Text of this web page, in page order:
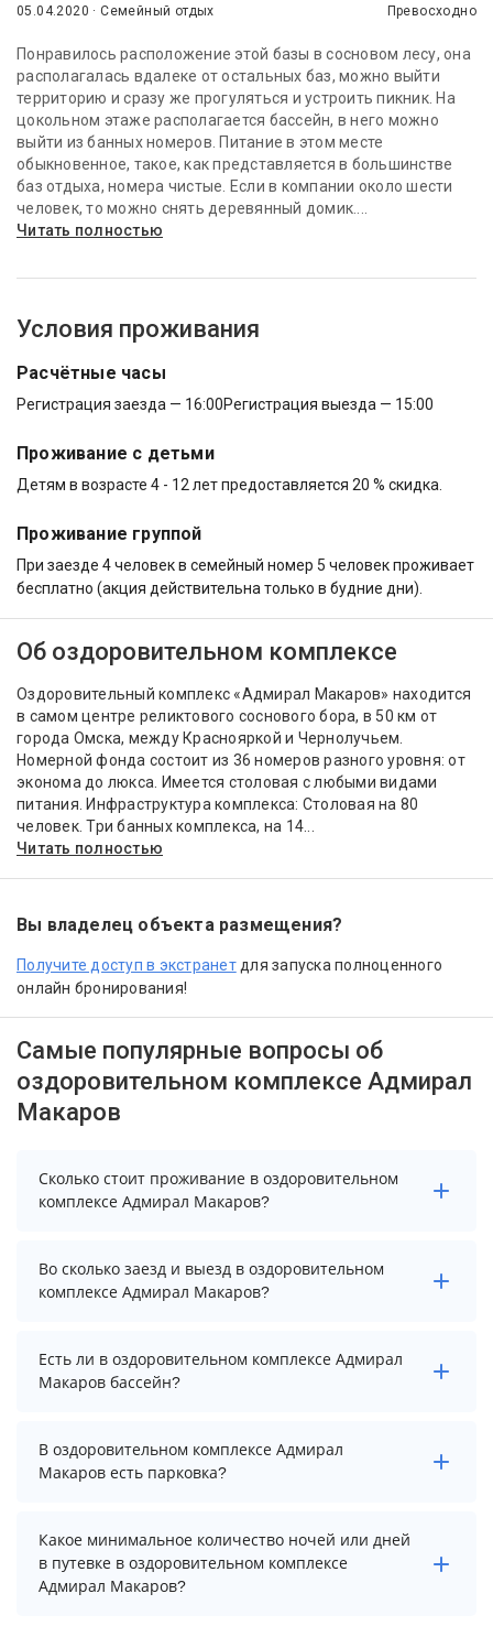
05.04.2020 · Семейный отдых Превосходно
Понравилось расположение этой базы в сосновом лесу, она
располагалась вдалеке от остальных баз, можно выйти
территорию и сразу же прогуляться и устроить пикник. На
цокольном этаже располагается бассейн, в него можно
выйти из банных номеров. Питание в этом месте
обыкновенное, такое, как представляется в большинстве
баз отдыха, номера чистые. Если в компании около шести
человек, то можно снять деревянный домик....
Читать полностью
Условия проживания
Расчётные часы
Регистрация заезда — 16:00Регистрация выезда — 15:00
Проживание с детьми
Детям в возрасте 4 - 12 лет предоставляется 20 % скидка.
Проживание группой
При заезде 4 человек в семейный номер 5 человек проживает
бесплатно (акция действительна только в будние дни).
Об оздоровительном комплексе
Оздоровительный комплекс «Адмирал Макаров» находится
в самом центре реликтового соснового бора, в 50 км от
города Омска, между Краснояркой и Чернолучьем.
Номерной фонда состоит из 36 номеров разного уровня: от
эконома до люкса. Имеется столовая с любыми видами
питания. Инфраструктура комплекса: Столовая на 80
человек. Три банных комплекса, на 14...
Читать полностью
Вы владелец объекта размещения?
Получите доступ в экстранетдля запуска полноценного
онлайн бронирования!
Самые популярные вопросы об
оздоровительном комплексе Адмирал
Макаров
Сколько стоит проживание в оздоровительном
комплексе Адмирал Макаров?
Чтобы увидеть актуальные цены на проживание в
оздоровительном комплексе Адмирал Макаров,
Во сколько заезд и выезд в оздоровительном
комплексе Адмирал Макаров?
Заезд возможен после 16:00, а выезд необходимо
осуществить до 15:00.
Есть ли в оздоровительном комплексе Адмирал
Макаров бассейн?
В оздоровительном комплексе Адмирал Макаров есть
бассейн.
В оздоровительном комплексе Адмирал
Макаров есть парковка?
В оздоровительном комплексе Адмирал Макаров нет
парковки.
Какое минимальное количество ночей или дней
в путевке в оздоровительном комплексе
Адмирал Макаров?